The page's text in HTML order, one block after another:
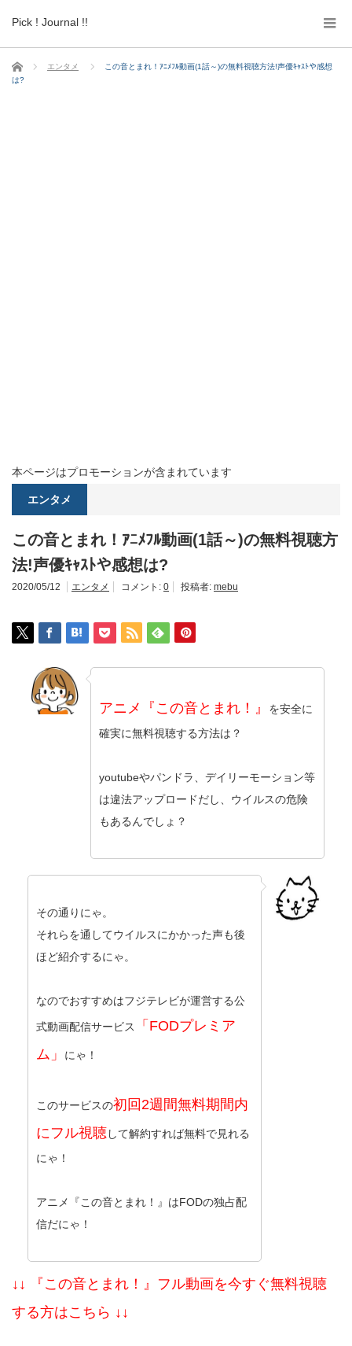
Pick ! Journal !!
ホーム エンタメ
この音とまれ！ｱﾆﾒﾌﾙ動画(1話～)の無料視聴方法!声優ｷｬｽﾄや感想
は?
本ページはプロモーションが含まれています
エンタメ
この音とまれ！ｱﾆﾒﾌﾙ動画(1話～)の無料視聴方
法!声優ｷｬｽﾄや感想は?
2020/05/12 エンタメ コメント: 0 投稿者: mebu
アニメ『この音とまれ！』
を安全に
確実に無料視聴する方法は？
youtubeやパンドラ、デイリーモーション等
は違法アップロードだし、ウイルスの危険
もあるんでしょ？
その通りにゃ。
それらを通してウイルスにかかった声も後
ほど紹介するにゃ。
なのでおすすめはフジテレビが運営する公
式動画配信サービス
「FODプレミア
ム」
にゃ！
このサービスの初回2週間無料期間内
にフル視聴して解約すれば無料で見れる
にゃ！
アニメ『この音とまれ！』はFODの独占配
信だにゃ！
↓↓ 『この音とまれ！』フル動画を今すぐ無料視聴
する方はこちら ↓↓